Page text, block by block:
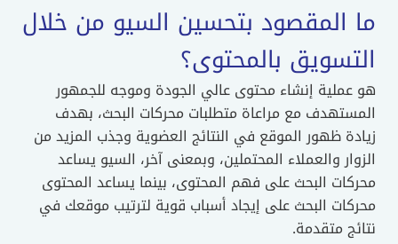
ما المقصود بتحسين السيو من خلال
التسويق بالمحتوى؟
هو عملية إنشاء محتوى عالي الجودة وموجه للجمهور
المستهدف مع مراعاة متطلبات محركات البحث، بهدف
زيادة ظهور الموقع في النتائج العضوية وجذب المزيد من
الزوار والعملاء المحتملين، وبمعنى آخر، السيو يساعد
محركات البحث على فهم المحتوى، بينما يساعد المحتوى
محركات البحث على إيجاد أسباب قوية لترتيب موقعك في
نتائج متقدمة.